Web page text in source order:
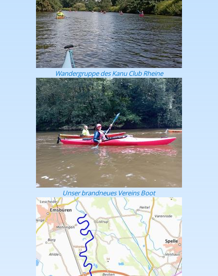
Wandergruppe des Kanu Club Rheine
Unser brandneues Vereins Boot